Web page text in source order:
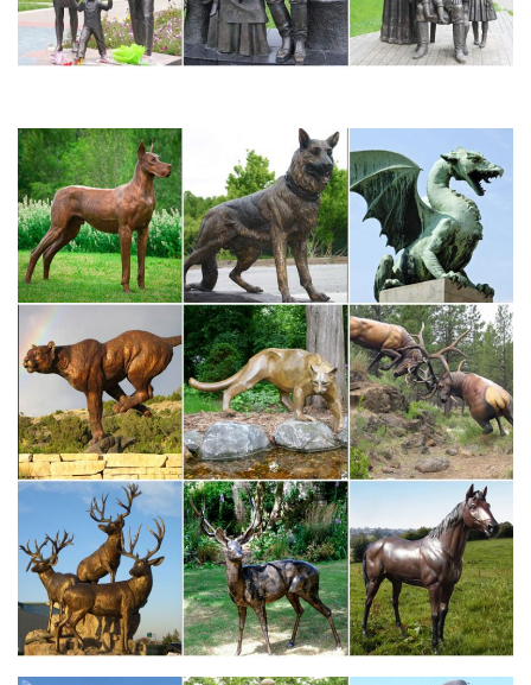
Китай.
Дом Подарка – статуэтки собак, фигурки собак купить
в нашем магазине. Фигурки собак, статуэтки собак в магазине
"Дом Подарка" – только качественные и очень красивые.
Статуэтки | Символ года | Каталог
Игрушки декоративные Статуэтки ангелов Статуэтки животных
Статуэтки людей Статуэтки прочие Статуэтки символы
года.Мягкие игрушки XXL Собачки Chi Chi Love Юху и его
друзья Собаки. Фигурки Животные Герои мульфильмов
Динозавры.
Статуэтки фигурки собак Собака символ 2018 года купить…
В данном разделе мы подготовили для Вас широкий выбор
сувенирных собачек – символ 2018 года. Фигурки сделаны из
качественных материалов ведущими европейскими
фабриками. При изготовлении статуэток используются такие
материалы как серебро, венецианское стекло…
Фигурки собак разных пород купить в интернет-магазине
V3Toys.ru
Купить фигурки собак разных пород по весьма низким ценам в
интернет-магазине V3Toys.ru c быстрой доставкой по Москве,
СПб и регионам России!Канцелярские наборы с